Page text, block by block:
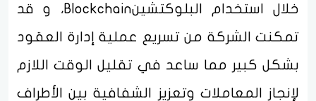
خلال استخدام البلوكتشينBlockchain، و قد
تمكنت الشركة من تسريع عملية إدارة العقود
بشكل كبير مما ساعد في تقليل الوقت اللازم
لإنجاز المعاملات وتعزيز الشفافية بين الأطراف